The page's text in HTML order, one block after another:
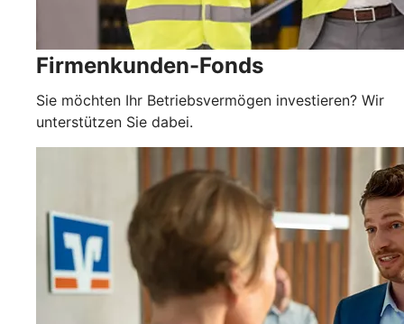
Firmenkunden-Fonds
Sie möchten Ihr Betriebsvermögen investieren? Wir
unterstützen Sie dabei.